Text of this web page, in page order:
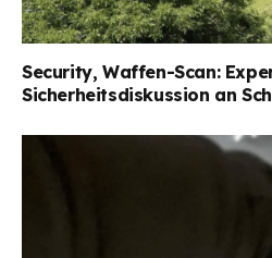
Security, Waffen-Scan:
Sicherheitsdiskussion an